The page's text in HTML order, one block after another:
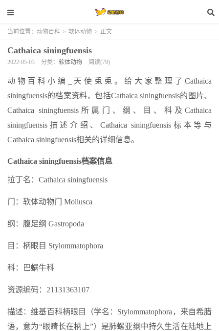
当前位置： 动物百科 > 软体动物 > 正文
Cathaica siningfuensis
2022-05-03 分类： 软体动物 阅读(79)
动物百科小编_天使兎兎。给大家整理了Cathaica
siningfuensis的档案资料，包括Cathaica siningfuensis的图片、
Cathaica siningfuensis所属门、纲、目、科及Cathaica
siningfuensis描述介绍、Cathaica siningfuensis标本等与
Cathaica siningfuensis相关的详细信息。
Cathaica siningfuensis档案信息
拉丁名：Cathaica siningfuensis
门：软体动物门 Mollusca
纲：腹足纲 Gastropoda
目：柄眼目 Stylommatophora
科：巴蜗牛科
资源编码：21131363107
描述：维基百科柄眼目（学名：Stylommatophora，来自希腊
语，意为“眼睛长在柄上”）是肺螺亚纲中持久生活在陆地上